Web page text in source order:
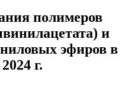
полимеров
и
эфиров в
г.